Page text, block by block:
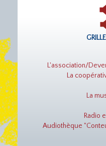
L'association/
La
La
Radio
Audiothèque